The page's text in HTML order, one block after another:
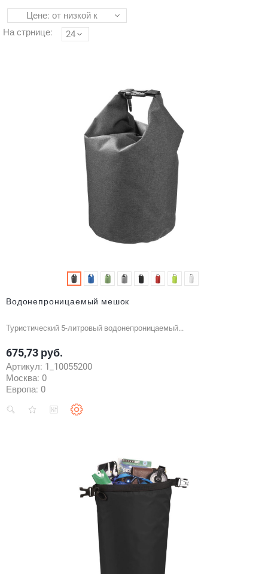
Цене: от низкой к
высокой
На стрнице: 24
Водонепроницаемый мешок
Туристический 5-литровый водонепроницаемый...
Цена
675,73 руб.
Артикул: 1_10055200
Москва: 0
Европа: 0